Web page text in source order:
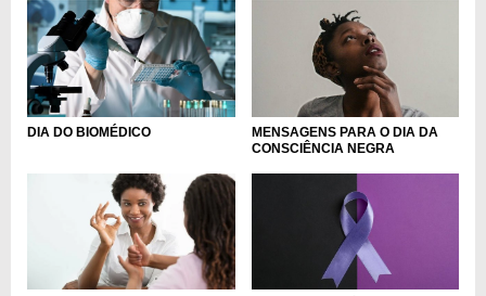
DIA DO BIOMÉDICO
MENSAGENS PARA O DIA DA
CONSCIÊNCIA NEGRA